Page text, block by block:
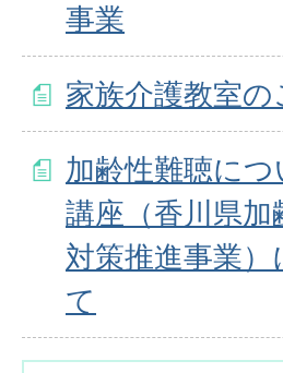
事業
家族介護教室の
加齢性難聴に
講座（香川県加
対策推進事業）
て